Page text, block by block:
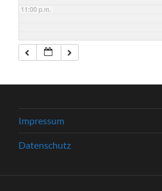
11:00 p.m.
Impressum
Datenschutz